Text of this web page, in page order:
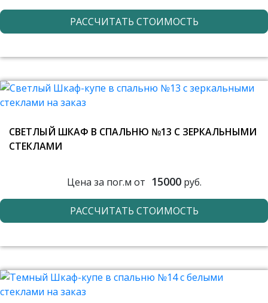
РАССЧИТАТЬ СТОИМОСТЬ
СВЕТЛЫЙ ШКАФ В СПАЛЬНЮ №13 С ЗЕРКАЛЬНЫМИ
СТЕКЛАМИ
Цена за пог.м от 15000руб.
РАССЧИТАТЬ СТОИМОСТЬ